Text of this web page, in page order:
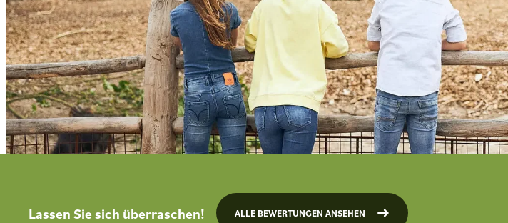
Lassen Sie sich überraschen! ALLE BEWERTUNGEN ANSEHEN